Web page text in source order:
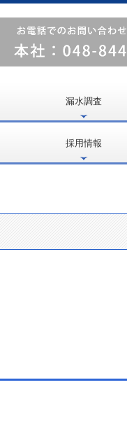
漏水調査
管路音圧監視システムによる調査
トレンド工法による調査
採用情報